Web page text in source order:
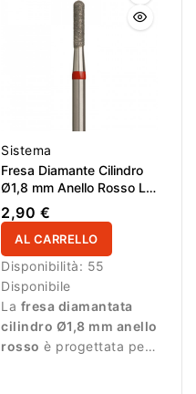
Sistema
Fresa Diamante Cilindro
Ø1,8 mm Anello Rosso LL
8,0 mm
2,90 €
AL CARRELLO
Disponibilità: 55
Disponibile
La fresa diamantata
cilindro Ø1,8 mm anello
rosso è progettata per